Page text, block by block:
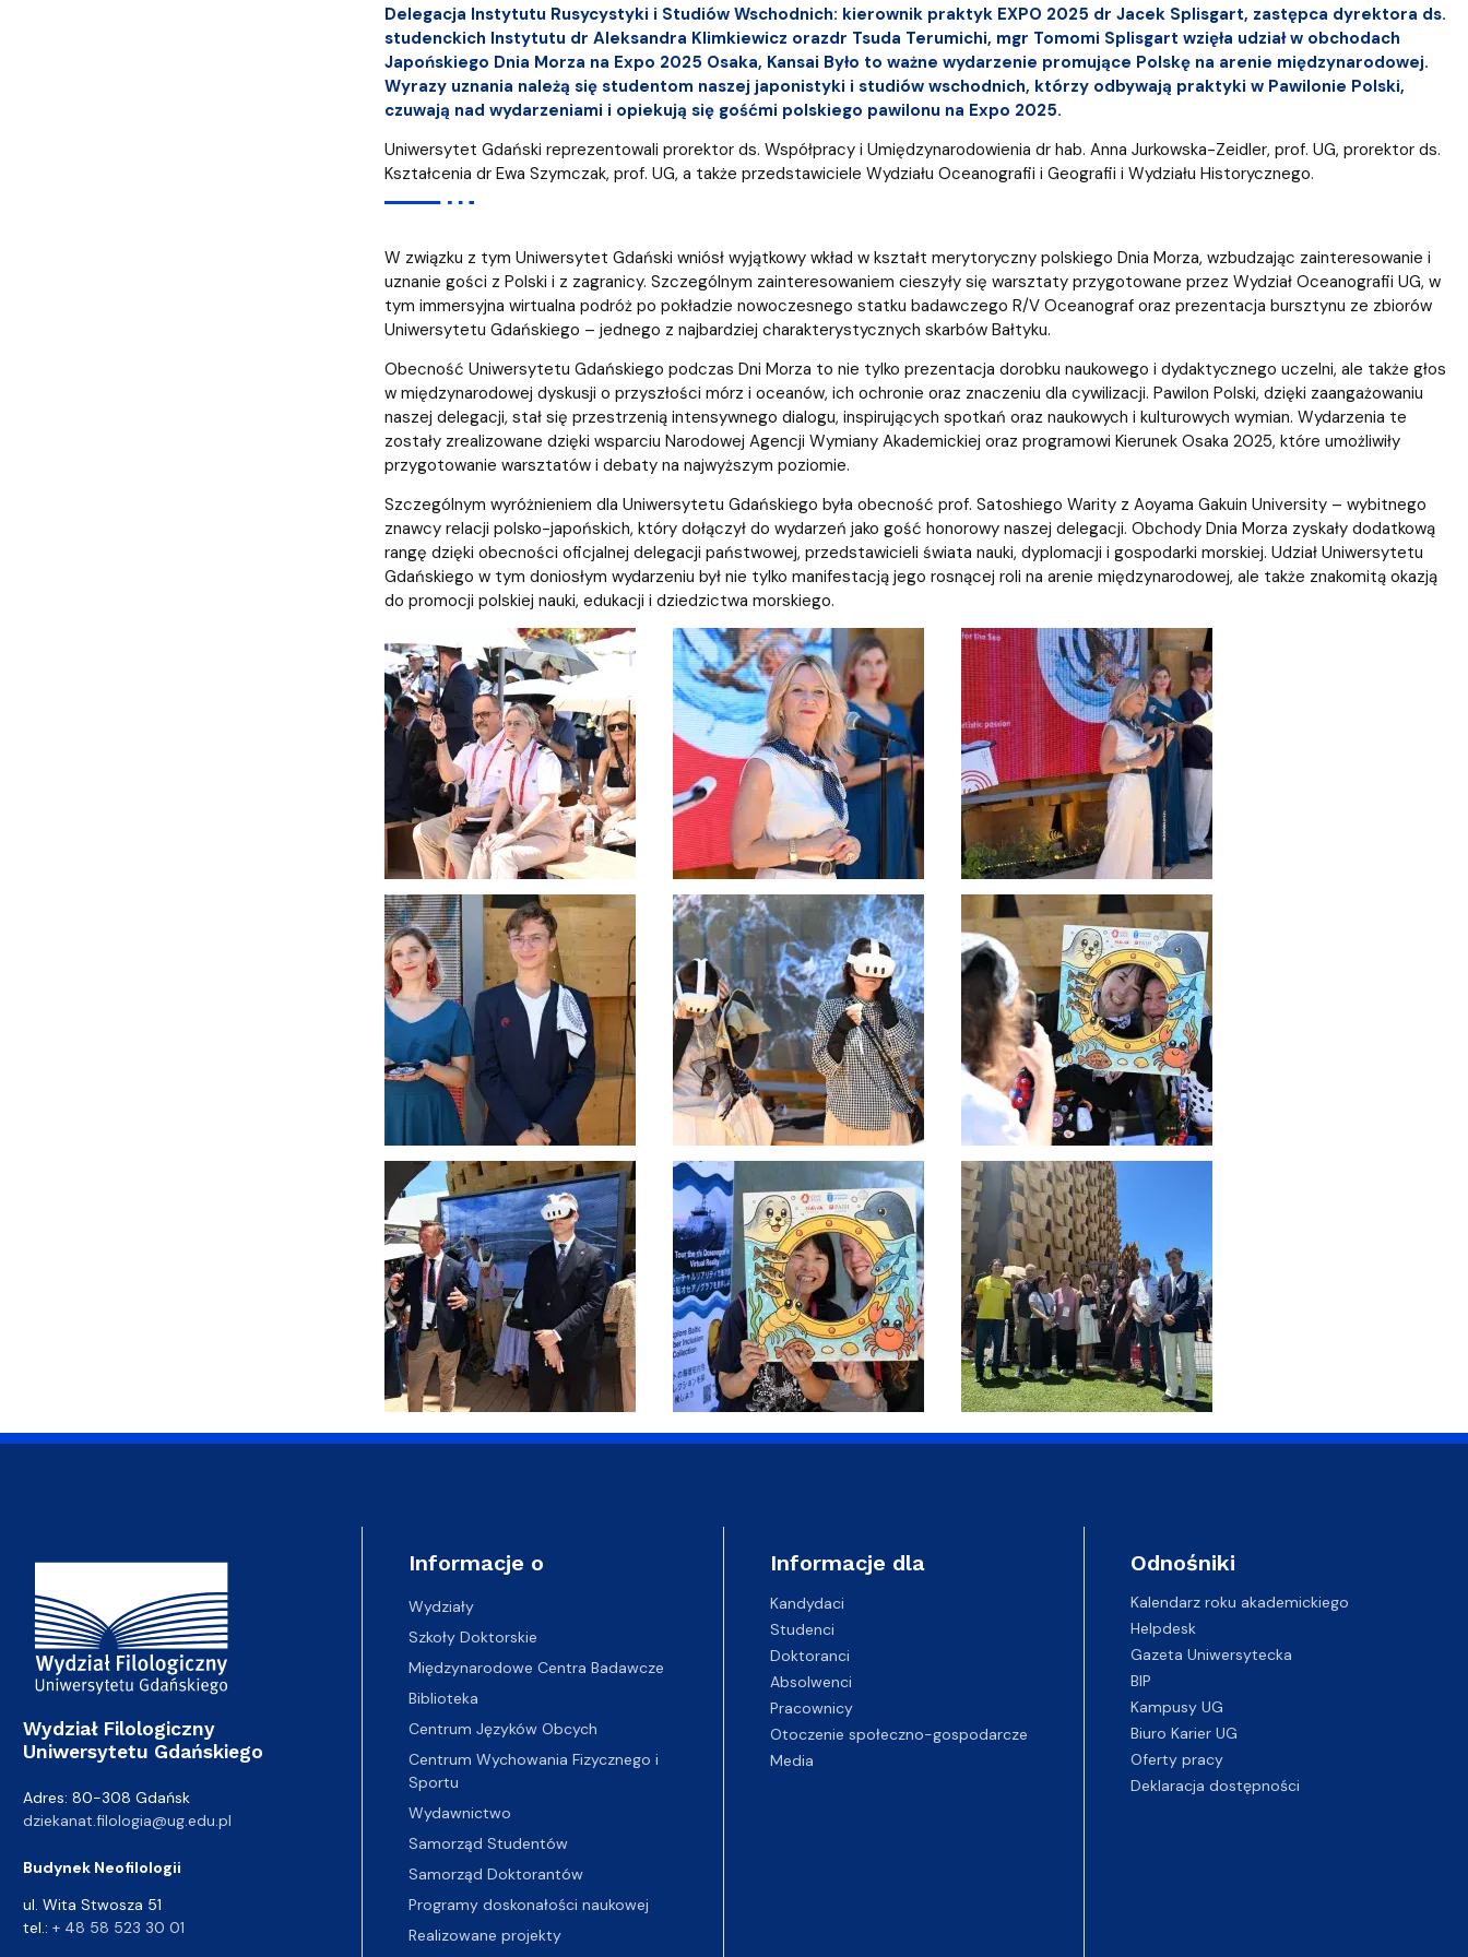
Delegacja Instytutu Rusycystyki i Studiów Wschodnich: kierownik praktyk EXPO 2025 dr Jacek Splisgart, zastępca dyrektora ds.
studenckich Instytutu dr Aleksandra Klimkiewicz orazdr Tsuda Terumichi, mgr Tomomi Splisgart wzięła udział w obchodach
Japońskiego Dnia Morza na Expo 2025 Osaka, Kansai Było to ważne wydarzenie promujące Polskę na arenie międzynarodowej.
Wyrazy uznania należą się studentom naszej japonistyki i studiów wschodnich, którzy odbywają praktyki w Pawilonie Polski,
czuwają nad wydarzeniami i opiekują się gośćmi polskiego pawilonu na Expo 2025.
Uniwersytet Gdański reprezentowali prorektor ds. Współpracy i Umiędzynarodowienia dr hab. Anna Jurkowska-Zeidler, prof. UG, prorektor ds.
Kształcenia dr Ewa Szymczak, prof. UG, a także przedstawiciele Wydziału Oceanografii i Geografii i Wydziału Historycznego.
W związku z tym Uniwersytet Gdański wniósł wyjątkowy wkład w kształt merytoryczny polskiego Dnia Morza, wzbudzając zainteresowanie i
uznanie gości z Polski i z zagranicy. Szczególnym zainteresowaniem cieszyły się warsztaty przygotowane przez Wydział Oceanografii UG, w
tym immersyjna wirtualna podróż po pokładzie nowoczesnego statku badawczego R/V Oceanograf oraz prezentacja bursztynu ze zbiorów
Uniwersytetu Gdańskiego – jednego z najbardziej charakterystycznych skarbów Bałtyku.
Obecność Uniwersytetu Gdańskiego podczas Dni Morza to nie tylko prezentacja dorobku naukowego i dydaktycznego uczelni, ale także głos
w międzynarodowej dyskusji o przyszłości mórz i oceanów, ich ochronie oraz znaczeniu dla cywilizacji. Pawilon Polski, dzięki zaangażowaniu
naszej delegacji, stał się przestrzenią intensywnego dialogu, inspirujących spotkań oraz naukowych i kulturowych wymian. Wydarzenia te
zostały zrealizowane dzięki wsparciu Narodowej Agencji Wymiany Akademickiej oraz programowi Kierunek Osaka 2025, które umożliwiły
przygotowanie warsztatów i debaty na najwyższym poziomie.
Szczególnym wyróżnieniem dla Uniwersytetu Gdańskiego była obecność prof. Satoshiego Warity z Aoyama Gakuin University – wybitnego
znawcy relacji polsko-japońskich, który dołączył do wydarzeń jako gość honorowy naszej delegacji. Obchody Dnia Morza zyskały dodatkową
rangę dzięki obecności oficjalnej delegacji państwowej, przedstawicieli świata nauki, dyplomacji i gospodarki morskiej. Udział Uniwersytetu
Gdańskiego w tym doniosłym wydarzeniu był nie tylko manifestacją jego rosnącej roli na arenie międzynarodowej, ale także znakomitą okazją
do promocji polskiej nauki, edukacji i dziedzictwa morskiego.
Adres Wydziału
Wydział Filologiczny
Uniwersytetu Gdańskiego
Adres: 80-308 Gdańsk
dziekanat.filologia@ug.edu.pl
Budynek Neofilologii
ul. Wita Stwosza 51
tel.: + 48 58 523 30 01
Informacje o
Wydziały
Szkoły Doktorskie
Międzynarodowe Centra Badawcze
Biblioteka
Centrum Języków Obcych
Centrum Wychowania Fizycznego i
Sportu
Wydawnictwo
Samorząd Studentów
Samorząd Doktorantów
Programy doskonałości naukowej
Realizowane projekty
Informacje dla
Kandydaci
Studenci
Doktoranci
Absolwenci
Pracownicy
Otoczenie społeczno-gospodarcze
Media
Odnośniki
Kalendarz roku akademickiego
Helpdesk
Gazeta Uniwersytecka
BIP
Kampusy UG
Biuro Karier UG
Oferty pracy
Deklaracja dostępności